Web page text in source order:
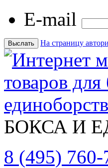
E-mail
На страницу
БОКСА И
8 (495) 760-